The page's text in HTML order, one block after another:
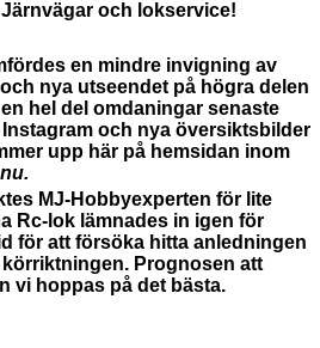
och lokservice!
en mindre invigning av
nya utseendet på högra delen
hel del omdaningar senaste
och nya översiktsbilder
upp här på hemsidan inom
MJ-Hobbyexperten för lite
Rc-lok lämnades in igen för
för att försöka hitta anledningen
Prognosen att
vi hoppas på det bästa.